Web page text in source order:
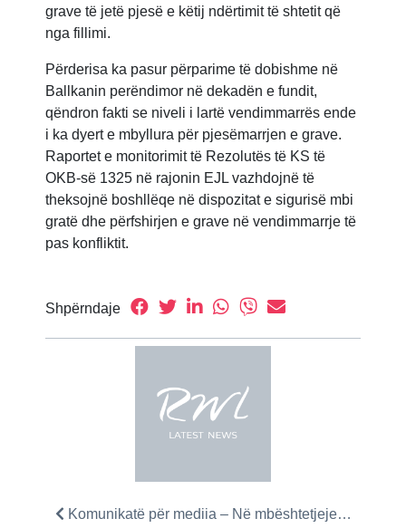
grave të jetë pjesë e këtij ndërtimit të shtetit që
nga fillimi.
Përderisa ka pasur përparime të dobishme në
Ballkanin perëndimor në dekadën e fundit,
qëndron fakti se niveli i lartë vendimmarrës ende
i ka dyert e mbyllura për pjesëmarrjen e grave.
Raportet e monitorimit të Rezolutës të KS të
OKB-së 1325 në rajonin EJL vazhdojnë të
theksojnë boshllëqe në dispozitat e sigurisë mbi
gratë dhe përfshirjen e grave në vendimmarrje të
pas konfliktit.
Shpërndaje
Komunikatë për mediia – Në mbështetjeje…